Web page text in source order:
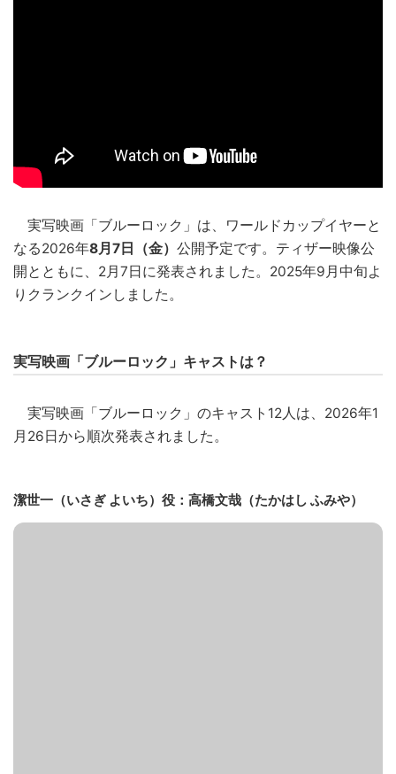
実写映画「ブルーロック」は、ワールドカップイヤーと
なる2026年8月7日（金） 公開予定です。ティザー映像公
開とともに、2月7日に発表されました。2025年9月中旬よ
りクランクインしました。
実写映画「ブルーロック」キャストは？
実写映画「ブルーロック」のキャスト12人は、2026年1
月26日から順次発表されました。
潔世一（いさぎ よいち）役：高橋文哉（たかはし ふみや）